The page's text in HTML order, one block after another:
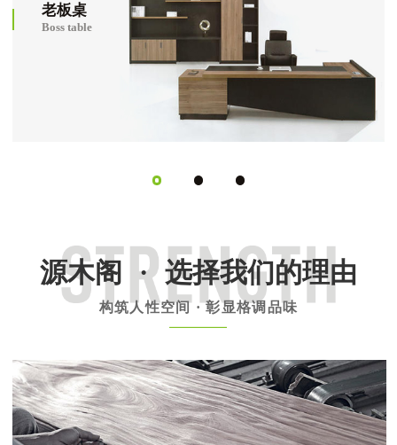
老板桌
Boss table
源木阁 · 选择我们的理由
构筑人性空间 · 彰显格调品味